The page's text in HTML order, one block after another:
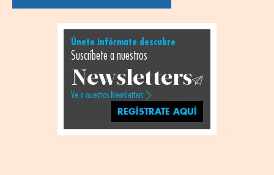
Únete infórmate descubre
Suscríbete a nuestros
Newsletters
Ve a nuestros Newsletters
REGÍSTRATE AQUÍ